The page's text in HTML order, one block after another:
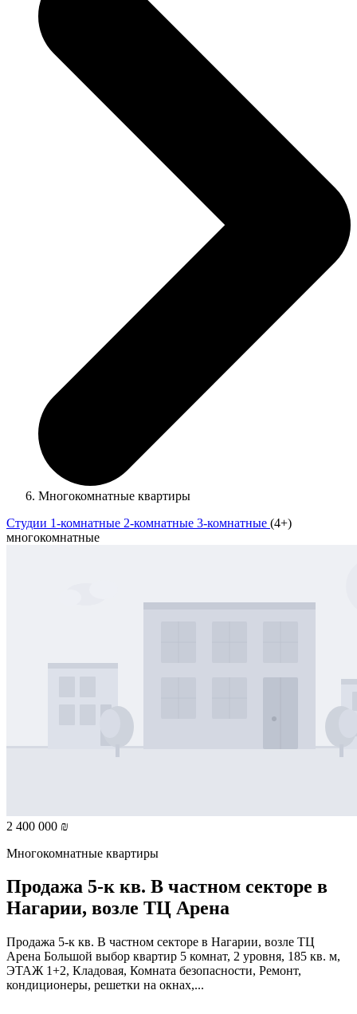
Многокомнатные квартиры
Студии 1-комнатные 2-комнатные 3-комнатные (4+)
многокомнатные
2 400 000 ₪
Многокомнатные квартиры
Продажа 5-к кв. В частном секторе в
Нагарии, возле ТЦ Арена
Продажа 5-к кв. В частном секторе в Нагарии, возле ТЦ
Арена Большой выбор квартир 5 комнат, 2 уровня, 185 кв. м,
ЭТАЖ 1+2, Кладовая, Комната безопасности, Ремонт,
кондиционеры, решетки на окнах,...